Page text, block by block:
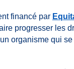
financé par
progresser les
organisme qui